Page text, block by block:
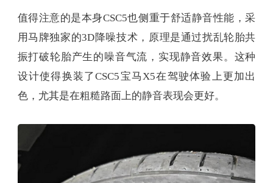
值得注意的是本身CSC5也侧重于舒适静音性能，采
用马牌独家的3D降噪技术，原理是通过扰乱轮胎共
振打破轮胎产生的噪音气流，实现静音效果。这种
设计使得换装了CSC5宝马X5在驾驶体验上更加出
色，尤其是在粗糙路面上的静音表现会更好。